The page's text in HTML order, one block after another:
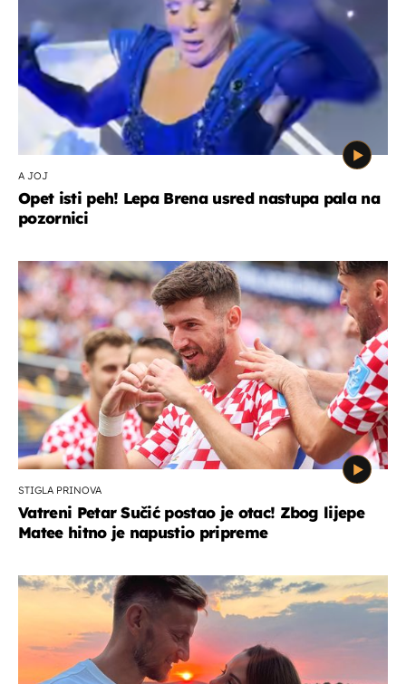
A JOJ
Opet isti peh! Lepa Brena usred nastupa pala na
pozornici
STIGLA PRINOVA
Vatreni Petar Sučić postao je otac! Zbog lijepe
Matee hitno je napustio pripreme